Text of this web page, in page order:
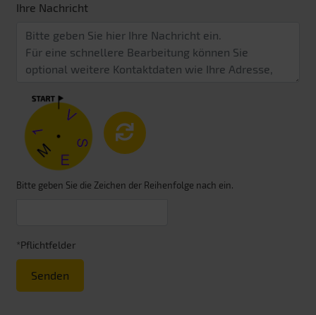
Ihre Nachricht
Bitte geben Sie die Zeichen der Reihenfolge nach ein.
*Pflichtfelder
Senden